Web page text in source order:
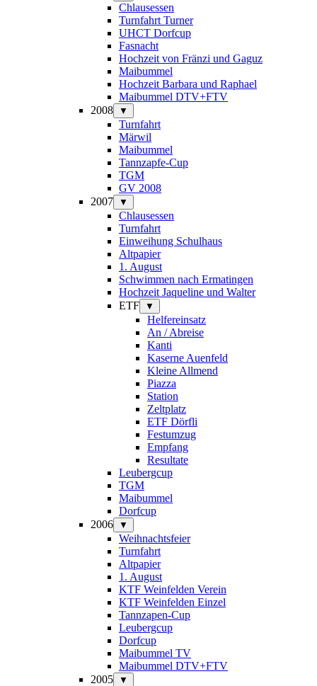
Chlausessen
Turnfahrt Turner
UHCT Dorfcup
Fasnacht
Hochzeit von Fränzi und Gaguz
Maibummel
Hochzeit Barbara und Raphael
Maibummel DTV+FTV
2008
▼
Turnfahrt
Märwil
Maibummel
Tannzapfe-Cup
TGM
GV 2008
2007
▼
Chlausessen
Turnfahrt
Einweihung Schulhaus
Altpapier
1. August
Schwimmen nach Ermatingen
Hochzeit Jaqueline und Walter
ETF
▼
Helfereinsatz
An / Abreise
Kanti
Kaserne Auenfeld
Kleine Allmend
Piazza
Station
Zeltplatz
ETF Dörfli
Festumzug
Empfang
Resultate
Leubergcup
TGM
Maibummel
Dorfcup
2006
▼
Weihnachtsfeier
Turnfahrt
Altpapier
1. August
KTF Weinfelden Verein
KTF Weinfelden Einzel
Tannzapen-Cup
Leubergcup
Dorfcup
Maibummel TV
Maibummel DTV+FTV
2005
▼